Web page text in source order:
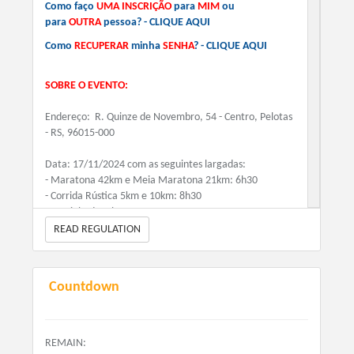
150.00
+ Taxa de Serviço (Quando houver)
75.00
85.00
+ Taxa de Serviço (Quando houver)
Maratona - Credencial Sesc
150.00
+ Taxa de Serviço (Quando houver)
+ Taxa de Serviço (Quando houver)
Como faço UMA INSCRIÇÃO para MIM ou
para OUTRA pessoa? - CLIQUE AQUI
Como RECUPERAR minha SENHA? - CLIQUE AQUI
SOBRE O EVENTO:
Endereço: R. Quinze de Novembro, 54 - Centro, Pelotas
- RS, 96015-000
Data: 17/11/2024 com as seguintes largadas:
- Maratona 42km e Meia Maratona 21km: 6h30
- Corrida Rústica 5km e 10km: 8h30
- Caminhada: 9h30
Distâncias:
- Maratona 42km e Meia Maratona 21km
VALORES:
READ REGULATION
Countdown
REMAIN: